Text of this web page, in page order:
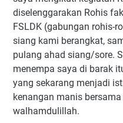
diselenggarakan Rohis
FSLDK (gabungan rohis-
siang kami berangkat,
pulang ahad siang/sore.
menempa saya di barak
yang sekarang menjadi
kenangan manis
walhamdulillah.